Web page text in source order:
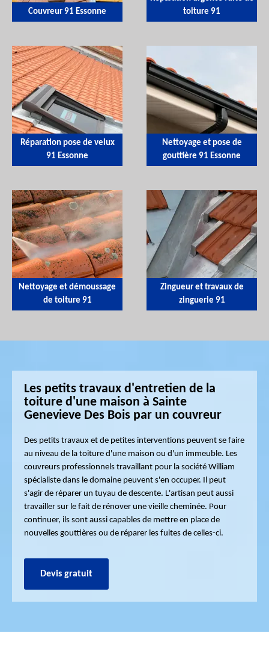
Couvreur 91 Essonne
toiture 91
Réparation pose de velux
91 Essonne
Nettoyage et pose de
gouttière 91 Essonne
Nettoyage et démoussage
de toiture 91
Zingueur et travaux de
zinguerie 91
Les petits travaux d'entretien de la
toiture d'une maison à Sainte
Genevieve Des Bois par un couvreur
Des petits travaux et de petites interventions peuvent se faire
au niveau de la toiture d'une maison ou d'un immeuble. Les
couvreurs professionnels travaillant pour la société William
spécialiste dans le domaine peuvent s'en occuper. Il peut
s'agir de réparer un tuyau de descente. L'artisan peut aussi
travailler sur le fait de rénover une vieille cheminée. Pour
continuer, ils sont aussi capables de mettre en place de
nouvelles gouttières ou de réparer les fuites de celles-ci.
Devis gratuit